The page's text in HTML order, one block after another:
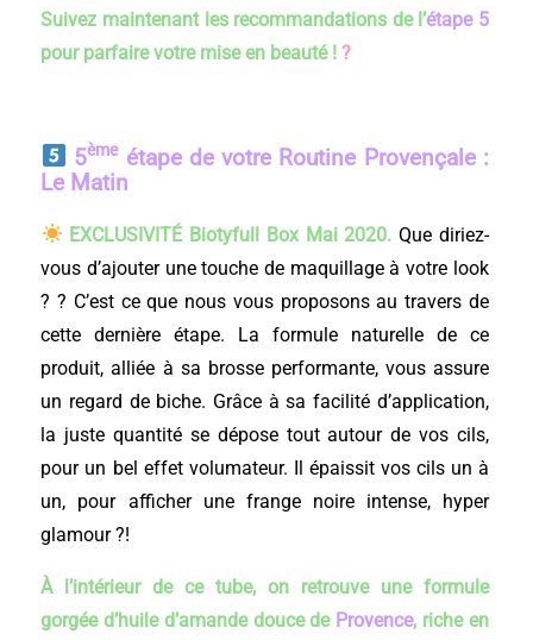
Suivez maintenant les recommandations de l’étape 5
pour parfaire votre mise en beauté !?
5èmeétape de votre Routine Provençale :
Le Matin
EXCLUSIVITÉ Biotyfull Box Mai2020.Que diriez-
vous d’ajouter une touche de maquillage à votre look
? ? C’est ce que nous vous proposons au travers de
cette dernière étape. La formule naturelle de ce
produit, alliée à sa brosse performante, vous assure
un regard de biche. Grâce à sa facilité d’application,
la juste quantité se dépose tout autour de vos cils,
pour un bel effet volumateur. Il épaissit vos cils un à
un, pour afficher une frange noire intense, hyper
glamour ?!
À l’intérieur de ce tube, on retrouve une formule
gorgée d’huile d’amande douce de Provence, riche en